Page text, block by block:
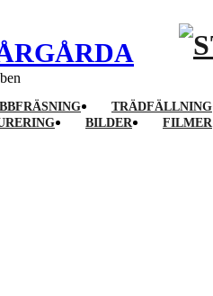
TRÄDFÄLLNING
BILDER FILMER